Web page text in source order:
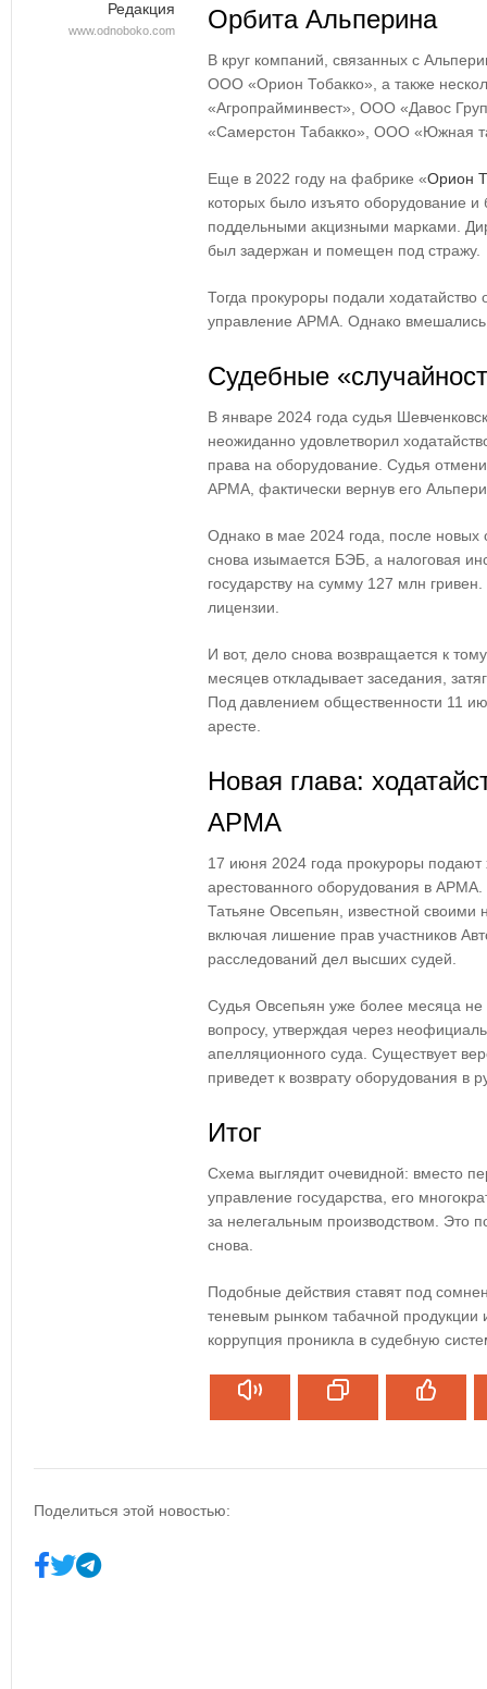
Редакция
www.odnoboko.com Орбита Альперина
В круг компаний, связанных с
ООО «Орион Тобакко», а также
«Агропрайминвест», ООО «Давос
«Самерстон Табакко», ООО «Южная
Еще в 2022 году на фабрике «Орион
которых было изъято оборудование и
поддельными акцизными марками.
был задержан и помещен под стражу.
Тогда прокуроры подали
управление АРМА. Однако
Судебные
В январе 2024 года судья
неожиданно удовлетворил
права на оборудование. Судья
АРМА, фактически вернув его
Однако в мае 2024 года, после
снова изымается БЭБ, а налоговая
государству на сумму 127 млн
лицензии.
И вот, дело снова возвращается к
месяцев откладывает заседания,
Под давлением общественности 11
аресте.
Новая глава:
АРМА
17 июня 2024 года прокуроры подают
арестованного оборудования в
Татьяне Овсепьян, известной
включая лишение прав участников
расследований дел высших судей.
Судья Овсепьян уже более месяца не
вопросу, утверждая через
апелляционного суда. Существует
приведет к возврату оборудования в
Итог
Схема выглядит очевидной: вместо
управление государства, его
за нелегальным производством. Это
снова.
Подобные действия ставят под
теневым рынком табачной продукции
коррупция проникла в судебную
Поделиться этой новостью: